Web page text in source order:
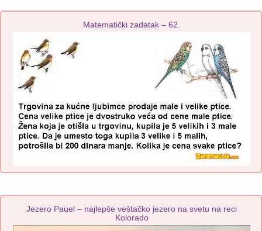
Matematički zadatak – 62.
Jezero Pauel – najlepše veštačko jezero na svetu na reci
Kolorado